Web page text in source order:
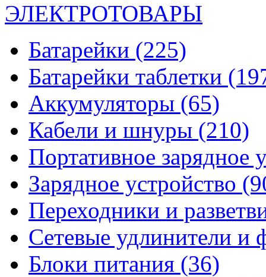
ЭЛЕКТРОТОВАРЫ
Батарейки (225)
Батарейки таблетки
Аккумуляторы (65)
Кабели и шнуры (210)
Портативное зарядное
Зарядное устройство
Переходники и
Сетевые удлинители и
Блоки питания (36)